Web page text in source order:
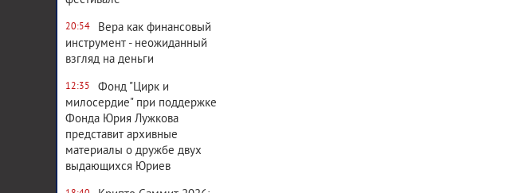
20:54
Вера как финансовый
инструмент - неожиданный
взгляд на деньги
12:35
Фонд "Цирк и
милосердие" при поддержке
Фонда Юрия Лужкова
представит архивные
материалы о дружбе двух
выдающихся Юриев